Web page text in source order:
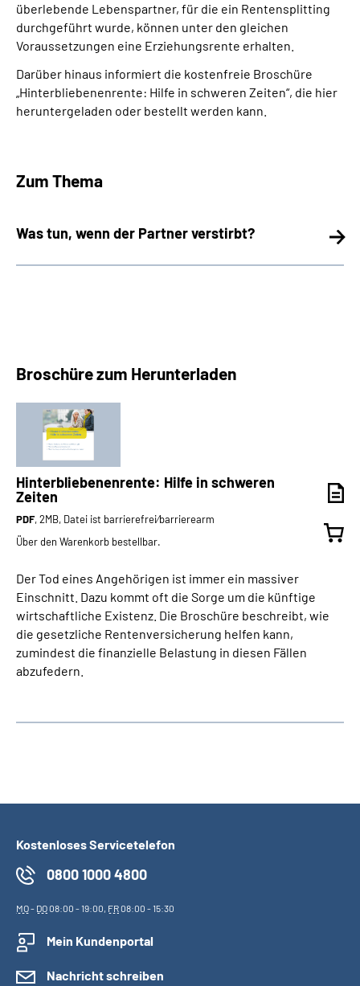
überlebende Lebenspartner, für die ein Rentensplitting
durchgeführt wurde, können unter den gleichen
Voraussetzungen eine Erziehungsrente erhalten.
Darüber hinaus informiert die kostenfreie Broschüre
„Hinterbliebenenrente: Hilfe in schweren Zeiten“, die hier
heruntergeladen oder bestellt werden kann.
Zum Thema
Was tun, wenn der Partner verstirbt?
Broschüre zum Herunterladen
Hinterbliebenenrente: Hilfe in schweren
Zeiten
PDF, 2MB, Datei ist barrierefrei⁄barrierearm
Über den Warenkorb bestellbar.
Der Tod eines Angehörigen ist immer ein massiver
Einschnitt. Dazu kommt oft die Sorge um die künftige
wirtschaftliche Existenz. Die Broschüre beschreibt, wie
die gesetzliche Rentenversicherung helfen kann,
zumindest die finanzielle Belastung in diesen Fällen
abzufedern.
Kostenloses Servicetelefon
0800 1000 4800
MO- DO08:00 - 19:00, FR08:00 - 15:30
Mein Kundenportal
Nachricht schreiben